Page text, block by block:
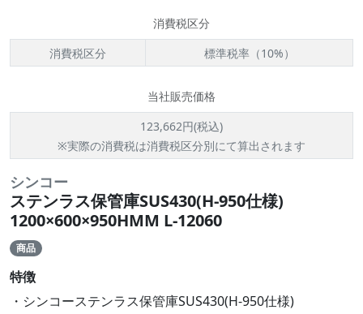
消費税区分
消費税区分
標準税率（10%）
当社販売価格
123,662円(税込)
※実際の消費税は消費税区分別にて算出されます
シンコー
ステンラス保管庫SUS430(H-950仕様)
1200×600×950HMM L-12060
商品
特徴
・シンコーステンラス保管庫SUS430(H-950仕様)